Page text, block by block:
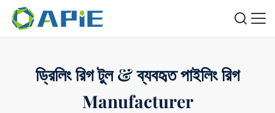
ড্রিলিং রিগ টুল & ব্যবহৃত পাইলিং রিগ
Manufacturer